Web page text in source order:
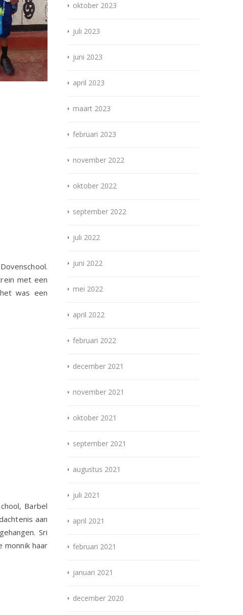
met een
was een
Barbel
aan
Sri
monnik haar
oktober 2023
juli 2023
juni 2023
april 2023
maart 2023
februari 2023
november 2022
oktober 2022
september 2022
juli 2022
juni 2022
mei 2022
april 2022
februari 2022
december 2021
november 2021
oktober 2021
september 2021
augustus 2021
juli 2021
april 2021
februari 2021
januari 2021
december 2020